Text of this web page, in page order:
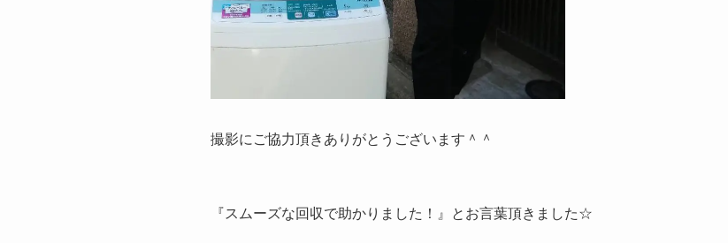
撮影にご協力頂きありがとうございます＾＾
『スムーズな回収で助かりました！』とお言葉頂きました☆